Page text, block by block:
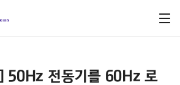
50Hz 전동기를 60Hz 로